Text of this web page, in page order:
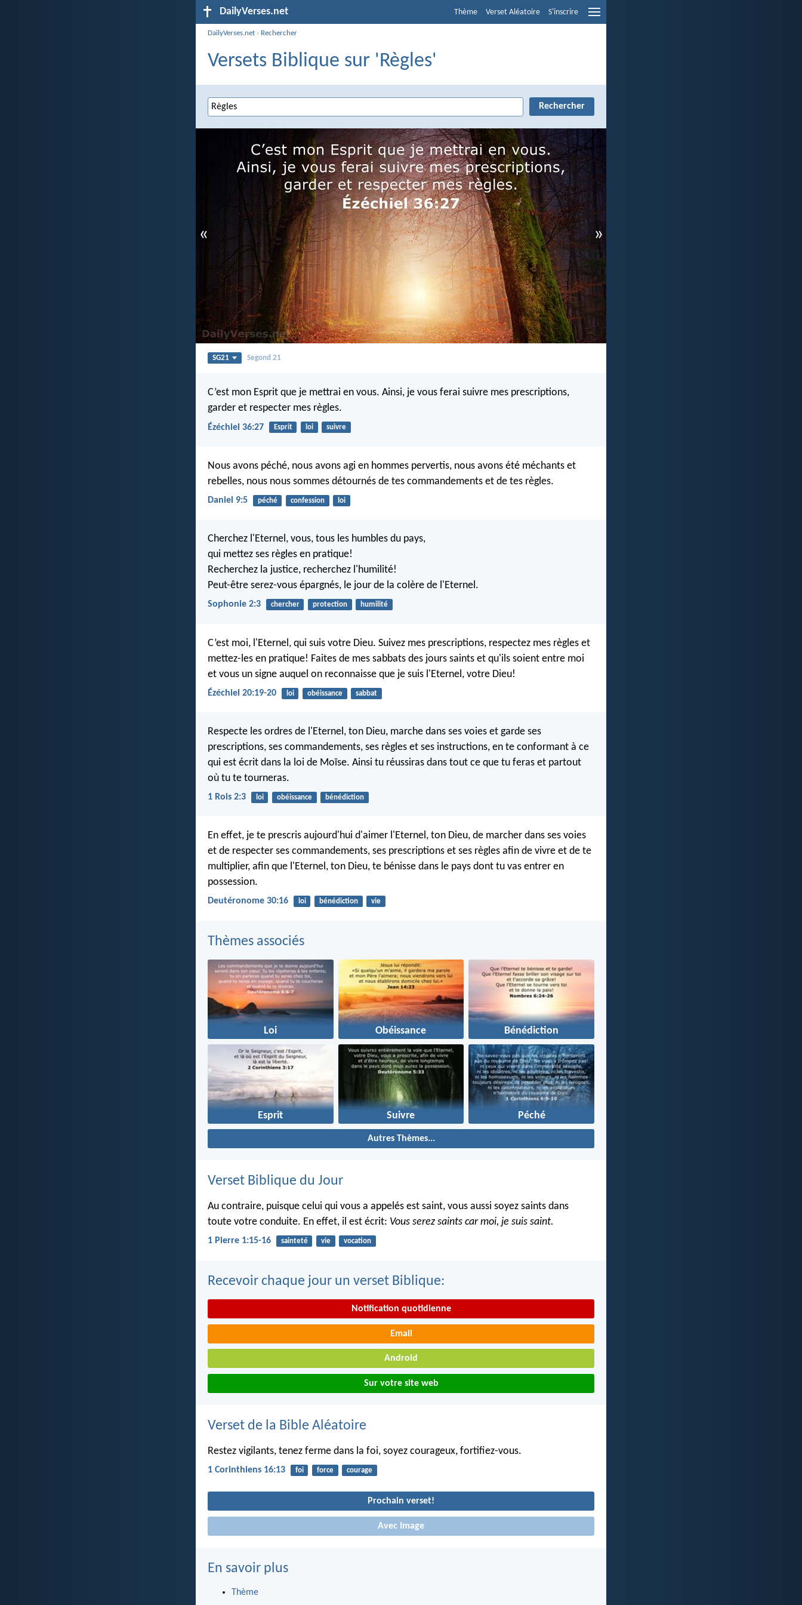
DailyVerses.net Thème Verset Aléatoire S'inscrire
DailyVerses.net › Rechercher
Versets Biblique sur 'Règles'
« »
SG21 Segond 21
C’est mon Esprit que je mettrai en vous. Ainsi, je vous ferai suivre mes prescriptions,
garder et respecter mes règles.
Ézéchiel 36:27 Esprit loi suivre
Nous avons péché, nous avons agi en hommes pervertis, nous avons été méchants et
rebelles, nous nous sommes détournés de tes commandements et de tes règles.
Daniel 9:5 péché confession loi
Cherchez l'Eternel, vous, tous les humbles du pays,
qui mettez ses règles en pratique!
Recherchez la justice, recherchez l'humilité!
Peut-être serez-vous épargnés, le jour de la colère de l'Eternel.
Sophonie 2:3 chercher protection humilité
C’est moi, l'Eternel, qui suis votre Dieu. Suivez mes prescriptions, respectez mes règles et
mettez-les en pratique! Faites de mes sabbats des jours saints et qu'ils soient entre moi
et vous un signe auquel on reconnaisse que je suis l'Eternel, votre Dieu!
Ézéchiel 20:19-20 loi obéissance sabbat
Respecte les ordres de l'Eternel, ton Dieu, marche dans ses voies et garde ses
prescriptions, ses commandements, ses règles et ses instructions, en te conformant à ce
qui est écrit dans la loi de Moïse. Ainsi tu réussiras dans tout ce que tu feras et partout
où tu te tourneras.
1 Rois 2:3 loi obéissance bénédiction
En effet, je te prescris aujourd'hui d'aimer l'Eternel, ton Dieu, de marcher dans ses voies
et de respecter ses commandements, ses prescriptions et ses règles afin de vivre et de te
multiplier, afin que l'Eternel, ton Dieu, te bénisse dans le pays dont tu vas entrer en
possession.
Deutéronome 30:16 loi bénédiction vie
Thèmes associés
Loi Obéissance Bénédiction
Esprit Suivre Péché
Autres Thèmes...
Verset Biblique du Jour
Au contraire, puisque celui qui vous a appelés est saint, vous aussi soyez saints dans
toute votre conduite. En effet, il est écrit: Vous serez saints car moi, je suis saint.
1 Pierre 1:15-16 sainteté vie vocation
Recevoir chaque jour un verset Biblique:
Notification quotidienne
Email
Android
Sur votre site web
Verset de la Bible Aléatoire
Restez vigilants, tenez ferme dans la foi, soyez courageux, fortifiez-vous.
1 Corinthiens 16:13 foi force courage
Prochain verset!
Avec Image
En savoir plus
Thème